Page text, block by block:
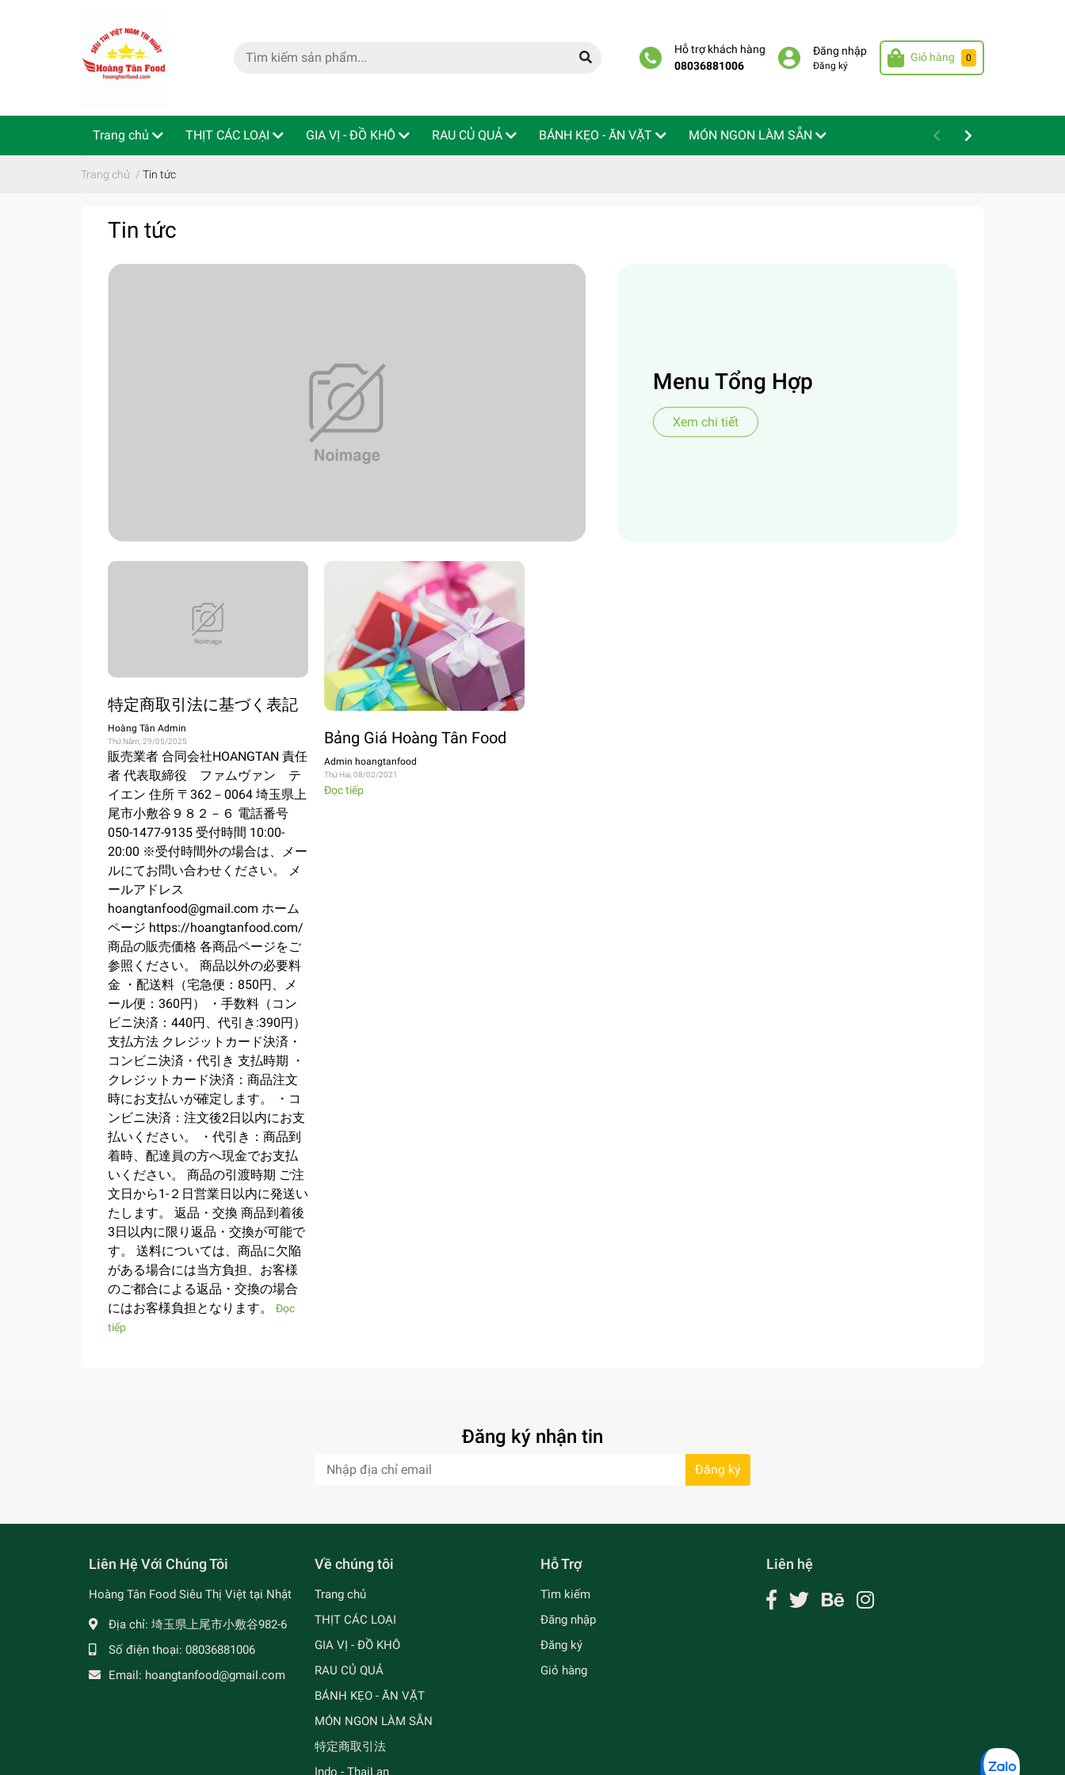
Hỗ trợ khách hàng
08036881006
Đăng nhập
Đăng ký
Giỏ hàng 0
Trang chủ THỊT CÁC LOẠI GIA VỊ - ĐỒ KHÔ RAU CỦ QUẢ BÁNH KẸO - ĂN VẶT MÓN NGON LÀM SẴN
特定商取引法
Trang chủ / Tin tức
Tin tức
Menu Tổng Hợp
Xem chi tiết
特定商取引法に基づく表記
Hoàng Tân Admin
Thứ Năm, 29/05/2025
販売業者 合同会社HOANGTAN 責任
者 代表取締役 ファムヴァン テ
イエン 住所 〒362－0064 埼玉県上
尾市小敷谷９８２－６ 電話番号
050-1477-9135 受付時間 10:00-
20:00 ※受付時間外の場合は、メー
ルにてお問い合わせください。 メ
ールアドレス
hoangtanfood@gmail.com ホーム
ページ https://hoangtanfood.com/
商品の販売価格 各商品ページをご
参照ください。 商品以外の必要料
金 ・配送料（宅急便：850円、メ
ール便：360円） ・手数料（コン
ビニ決済：440円、代引き:390円）
支払方法 クレジットカード決済・
コンビニ決済・代引き 支払時期 ・
クレジットカード決済：商品注文
時にお支払いが確定します。 ・コ
ンビニ決済：注文後2日以内にお支
払いください。 ・代引き：商品到
着時、配達員の方へ現金でお支払
いください。 商品の引渡時期 ご注
文日から1-２日営業日以内に発送い
たします。 返品・交換 商品到着後
3日以内に限り返品・交換が可能で
す。 送料については、商品に欠陥
がある場合には当方負担、お客様
のご都合による返品・交換の場合
にはお客様負担となります。 Đọc
tiếp
Bảng Giá Hoàng Tân Food
Admin hoangtanfood
Thứ Hai, 08/02/2021
Đọc tiếp
Đăng ký nhận tin
Đăng ký
Liên Hệ Với Chúng Tôi
Hoàng Tân Food Siêu Thị Việt tại Nhật
Địa chỉ: 埼玉県上尾市小敷谷982-6
Số điện thoại: 08036881006
Email: hoangtanfood@gmail.com
Về chúng tôi
Trang chủ
THỊT CÁC LOẠI
GIA VỊ - ĐỒ KHÔ
RAU CỦ QUẢ
BÁNH KẸO - ĂN VẶT
MÓN NGON LÀM SẴN
特定商取引法
Indo - ThaiLan
Hỗ Trợ
Tìm kiếm
Đăng nhập
Đăng ký
Giỏ hàng
Liên hệ